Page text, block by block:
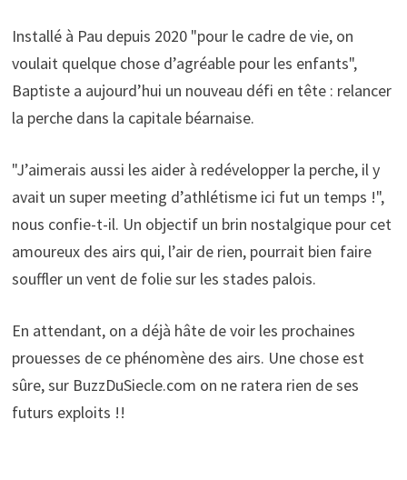
Installé à Pau depuis 2020 "pour le cadre de vie, on
voulait quelque chose d’agréable pour les enfants",
Baptiste a aujourd’hui un nouveau défi en tête : relancer
la perche dans la capitale béarnaise.
"J’aimerais aussi les aider à redévelopper la perche, il y
avait un super meeting d’athlétisme ici fut un temps !",
nous confie-t-il. Un objectif un brin nostalgique pour cet
amoureux des airs qui, l’air de rien, pourrait bien faire
souffler un vent de folie sur les stades palois.
En attendant, on a déjà hâte de voir les prochaines
prouesses de ce phénomène des airs. Une chose est
sûre, sur BuzzDuSiecle.com on ne ratera rien de ses
futurs exploits !!